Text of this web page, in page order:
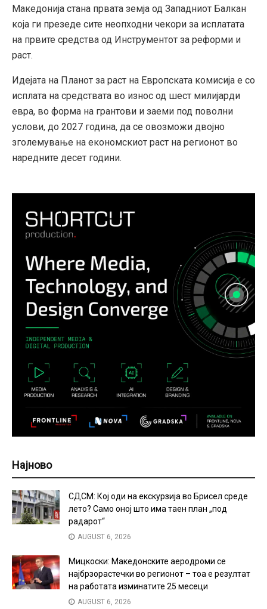
Македонија стана првата земја од Западниот Балкан
која ги презеде сите неопходни чекори за исплатата
на првите средства од Инструментот за реформи и
раст.
Идејата на Планот за раст на Европската комисија е со
исплата на средствата во износ од шест милијарди
евра, во форма на грантови и заеми под поволни
услови, до 2027 година, да се овозможи двојно
зголемување на економскиот раст на регионот во
наредните десет години.
Најново
СДСМ: Кој оди на екскурзија во Брисел среде
лето? Само оној што има таен план „под
радарот“
AUGUST 6, 2026
Мицкоски: Македонските аеродроми се
најбрзорастечки во регионот – тоа е резултат
на работата изминатите 25 месеци
AUGUST 6, 2026